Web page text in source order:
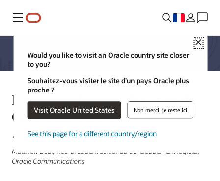
Menu
Close
Would you like to visit an Oracle country site closer
to you?
Souhaitez-vous visiter le site d’un pays Oracle plus
proche ?
Visit Oracle United States Non merci, je reste ici
See this page for a different country/region
L'avenir de l'analyse 5G : Oracle
Communications lance Network
Analytics Data Director
Matthew Beal, vice-président senior du développement logiciel,
Oracle Communications